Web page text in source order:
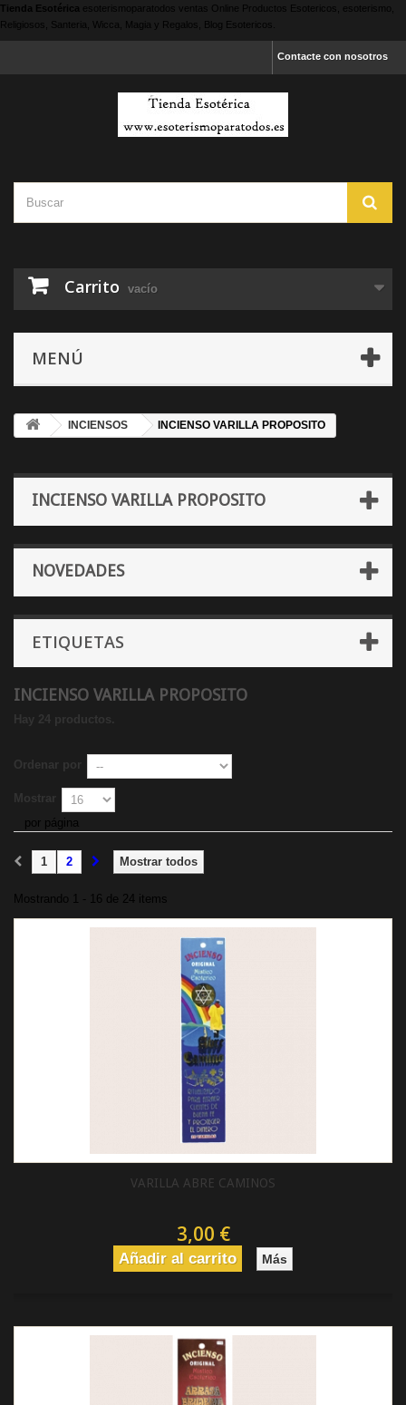
Tienda Esotérica esoterismoparatodos ventas Online Productos Esotericos, esoterismo,
Religiosos, Santeria, Wicca, Magia y Regalos, Blog Esotericos.
Contacte con nosotros
Carrito vacío
MENÚ
INCIENSOS INCIENSO VARILLA PROPOSITO
INCIENSO VARILLA PROPOSITO
NOVEDADES
ETIQUETAS
INCIENSO VARILLA PROPOSITO
Hay 24 productos.
Ordenar por
Mostrar
por página
Mostrar todos
1 2
Mostrando 1 - 16 de 24 items
VARILLA ABRE CAMINOS
3,00 €
Añadir al carrito Más